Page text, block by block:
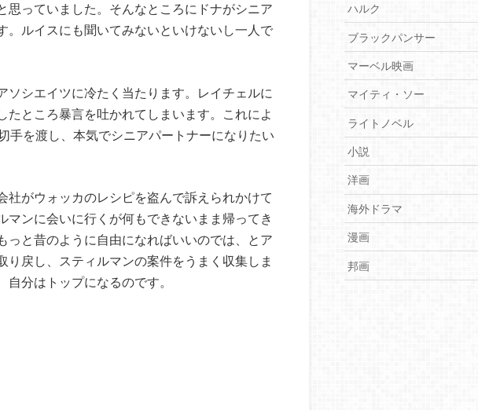
思っていました。そんなところにドナがシニア
。ルイスにも聞いてみないといけないし一人で
シエイツに冷たく当たります。レイチェルに
ところ暴言を吐かれてしまいます。これによ
手を渡し、本気でシニアパートナーになりたい
がウォッカのレシピを盗んで訴えられかけて
ンに会いに行くが何もできないまま帰ってき
っと昔のように自由になればいいのでは、とア
戻し、スティルマンの案件をうまく収集しま
分はトップになるのです。
ハルク
ブラックパンサー
マーベル映画
マイティ・ソー
ライトノベル
小説
洋画
海外ドラマ
漫画
邦画